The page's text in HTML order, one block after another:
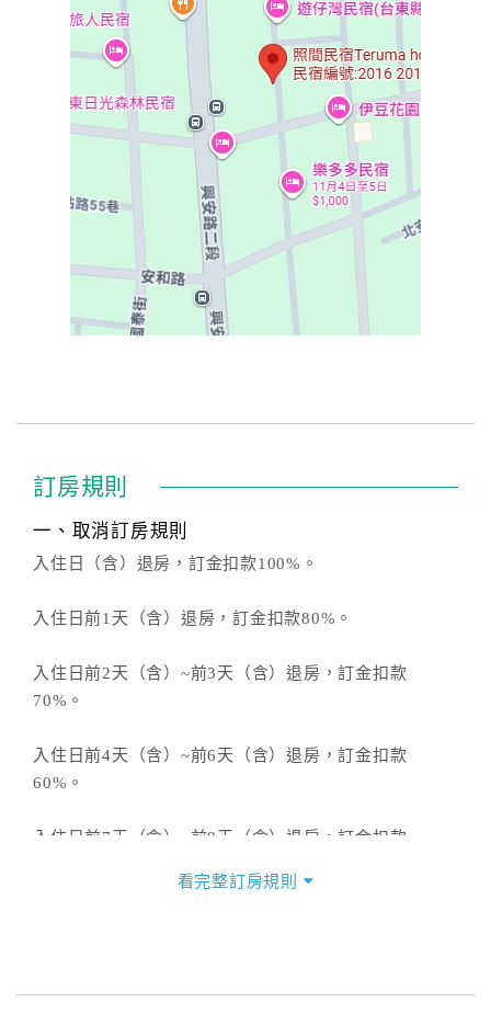
訂房規則
一、取消訂房規則
入住日（含）退房，訂金扣款100%。
入住日前1天（含）退房，訂金扣款80%。
入住日前2天（含）~前3天（含）退房，訂金扣款
70%。
入住日前4天（含）~前6天（含）退房，訂金扣款
60%。
入住日前7天（含）~前9天（含）退房，訂金扣款
看完整訂房規則